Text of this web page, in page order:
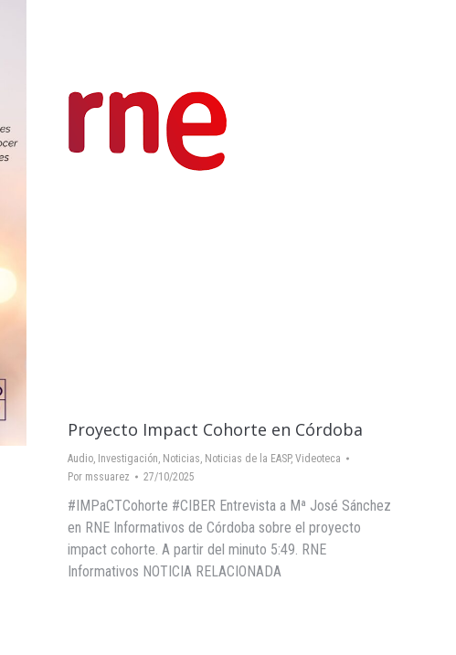
Proyecto Impact Cohorte en Córdoba
Audio, Investigación, Noticias, Noticias de la EASP, Videoteca
Por mssuarez 27/10/2025
#IMPaCTCohorte #CIBER Entrevista a Mª José Sánchez
en RNE Informativos de Córdoba sobre el proyecto
impact cohorte. A partir del minuto 5:49. RNE
Informativos NOTICIA RELACIONADA